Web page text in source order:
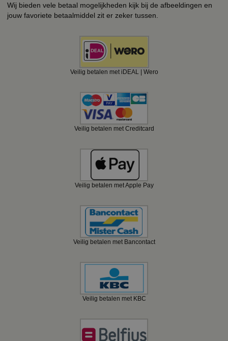
Wij bieden vele betaal mogelijkheden kijk bij de afbeeldingen en
jouw favoriete betaalmiddel zit er zeker tussen.
Veilig betalen met iDEAL | Wero
Veilig betalen met Creditcard
Veilig betalen met Apple Pay
Veilig betalen met Bancontact
Veilig betalen met KBC